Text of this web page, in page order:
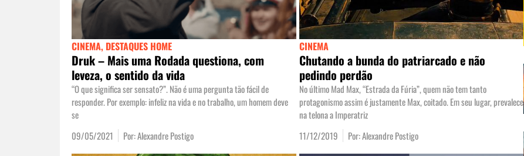
CINEMA, DESTAQUES HOME
Druk – Mais uma Rodada questiona, com
leveza, o sentido da vida
“O que significa ser sensato?”. Não é uma pergunta tão fácil de
responder. Por exemplo: infeliz na vida e no trabalho, um homem deve
se
09/05/2021
Por:Alexandre Postigo
CINEMA
Chutando a bunda do patriarcado e não
pedindo perdão
No último Mad Max, “Estrada da Fúria”, quem não tem tanto
protagonismo assim é justamente Max, coitado. Em seu lugar, prevalece
na telona a Imperatriz
11/12/2019
Por:Alexandre Postigo